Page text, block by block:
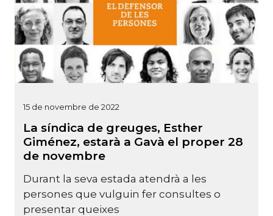
15 de novembre de 2022
La síndica de greuges, Esther
Giménez, estarà a Gavà el proper 28
de novembre
Durant la seva estada atendrà a les
persones que vulguin fer consultes o
presentar queixes